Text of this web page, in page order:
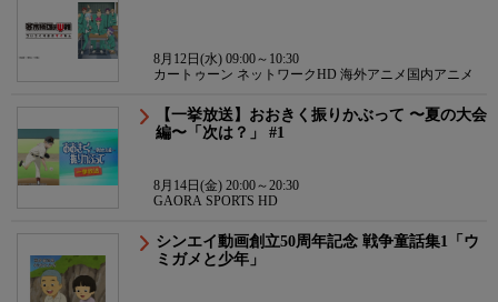
8月12日(水) 09:00～10:30
カートゥーン ネットワークHD 海外アニメ国内アニメ
【一挙放送】おおきく振りかぶって 〜夏の大会
編〜「次は？」 #1
8月14日(金) 20:00～20:30
GAORA SPORTS HD
シンエイ動画創立50周年記念 戦争童話集1「ウ
ミガメと少年」